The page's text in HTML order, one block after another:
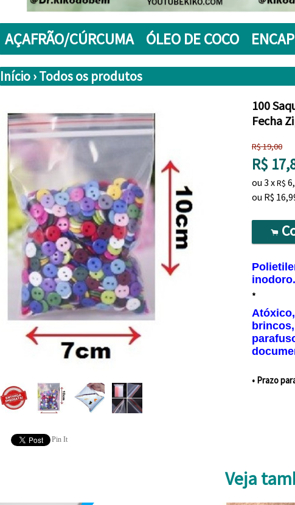
AÇAFRÃO/CÚRCUMA ÓLEO DE COCO
Início›Todos os produtos
Pin It
100
Fecha
R$19,00
R$
ou 3 xR$
ou R$
.
inodoro.
*
• Prazo
Veja